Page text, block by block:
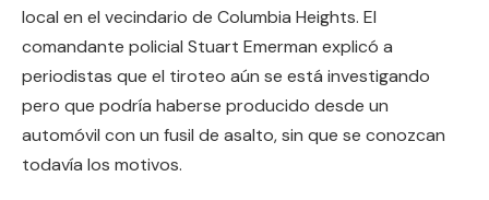
local en el vecindario de Columbia Heights. El
comandante policial Stuart Emerman explicó a
periodistas que el tiroteo aún se está investigando
pero que podría haberse producido desde un
automóvil con un fusil de asalto, sin que se conozcan
todavía los motivos.